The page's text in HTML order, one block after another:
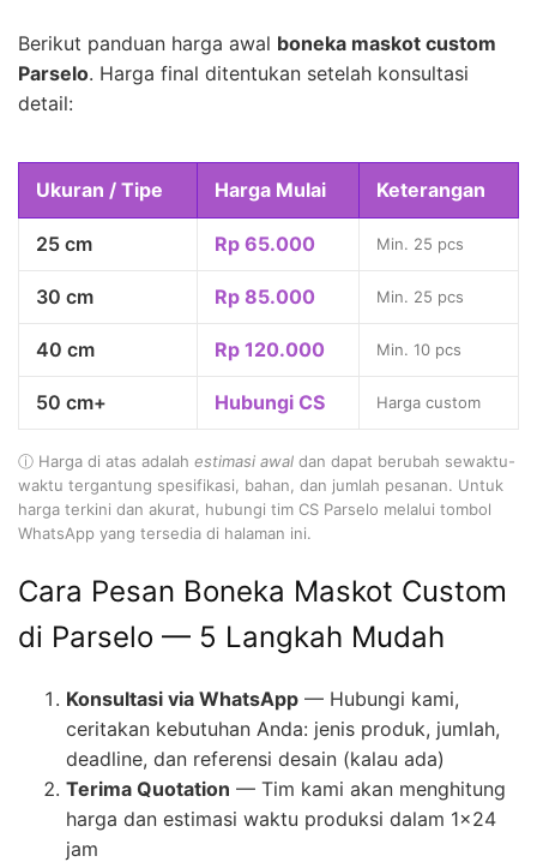
Berikut panduan harga awal boneka maskot custom
Parselo. Harga final ditentukan setelah konsultasi
detail:
Ukuran / Tipe Harga Mulai Keterangan
25 cm Rp 65.000 Min. 25 pcs
30 cm Rp 85.000 Min. 25 pcs
40 cm Rp 120.000 Min. 10 pcs
50 cm+ Hubungi CS Harga custom
ⓘ Harga di atas adalah estimasi awal dan dapat berubah sewaktu-
waktu tergantung spesifikasi, bahan, dan jumlah pesanan. Untuk
harga terkini dan akurat, hubungi tim CS Parselo melalui tombol
WhatsApp yang tersedia di halaman ini.
Cara Pesan Boneka Maskot Custom
di Parselo — 5 Langkah Mudah
Konsultasi via WhatsApp — Hubungi kami,
ceritakan kebutuhan Anda: jenis produk, jumlah,
deadline, dan referensi desain (kalau ada)
Terima Quotation — Tim kami akan menghitung
harga dan estimasi waktu produksi dalam 1×24
jam